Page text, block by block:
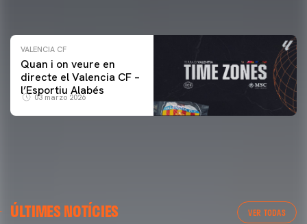
VALENCIA CF
Quan i on veure en
directe el Valencia CF –
l’Esportiu Alabés
03 marzo 2026
ÚLTIMES NOTÍCIES VER TODAS
MESTALLA 📍